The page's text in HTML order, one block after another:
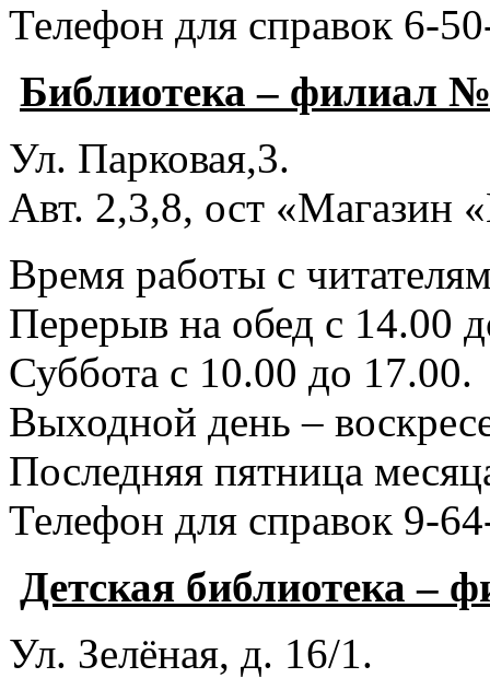
Телефон для справок 6-
Библиотека – филиал
Ул. Парковая,3.
Авт. 2,3,8, ост «Магазин
Время работы с
Перерыв на обед с 14.00
Суббота с 10.00 до 17.00.
Выходной день –
Последняя пятница
Телефон для справок 9-
Детская библиотека –
Ул. Зелёная, д. 16/1.